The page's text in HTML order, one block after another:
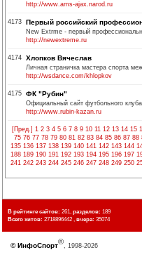
http://www.ams-ajax.narod.ru
4173 Первый российский
New Extrme - первый
http://newextreme.ru
4174 Хлопков Вячеслав
Личная страничка мастера спорта
http://wsdance.com/khlopkov
4175 ФК "Рубин"
Официальный сайт футбольного
http://www.rubin-kazan.ru
[Пред.] 1 2 3 4 5 6 7 8 9 10 11 12 13 14 15
75 76 77 78 79 80 81 82 83 84 85 86 87 88
135 136 137 138 139 140 141 142 143 144
188 189 190 191 192 193 194 195 196 197
241 242 243 244 245 246 247 248 249 250
В рейтинге сайтов: 261, разделов: 189
Всего хитов: 2718896442 , вчера: 35074
© ИнфоСпорт®
, 1998-2026